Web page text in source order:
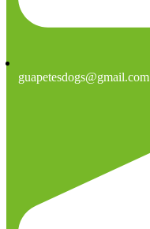
guapetesdogs@gmail.com